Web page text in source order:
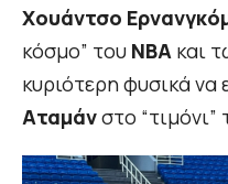
Χουάντσο
κόσμο” του ΝΒΑ και
κυριότερη φυσικά να
Αταμάνστο